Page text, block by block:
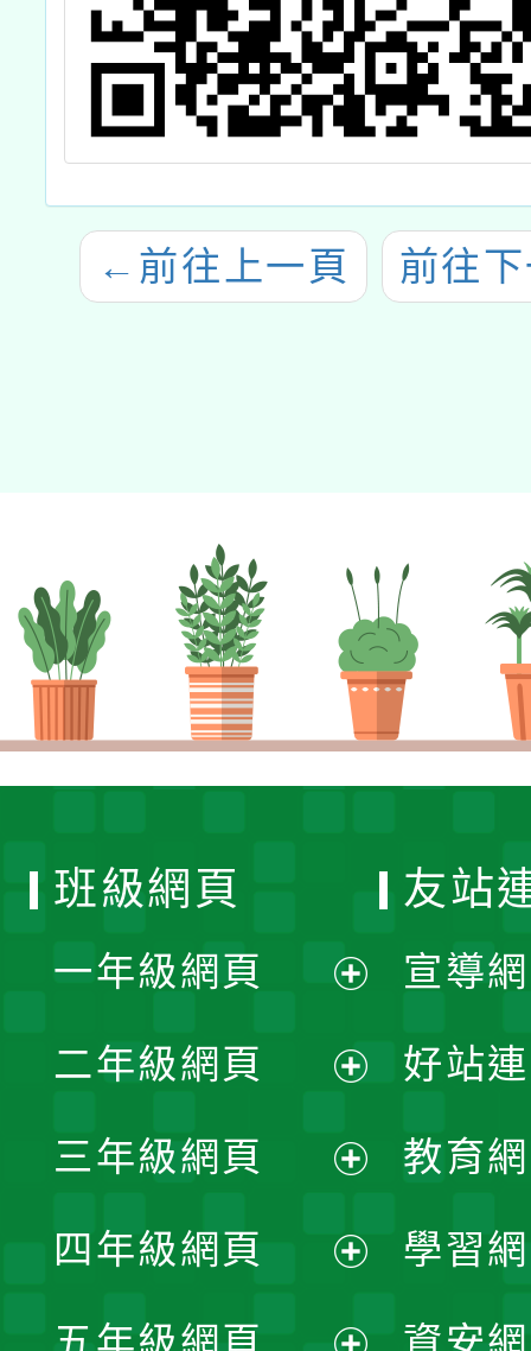
← 前往上一頁 前往
班級網頁
一年級網頁
開
選
單
二年級網頁
開
選
單
三年級網頁
開
四年級網頁
五年級網頁
友站
宣導
好站
教育
學習
資安